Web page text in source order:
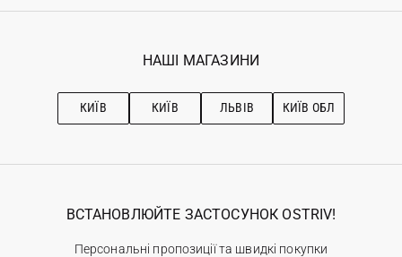
Гарантія
Ostriv Club+
Наші магазини
Рекомендації з догляду
НАШІ МАГАЗИНИ
КИЇВ КИЇВ ЛЬВІВ КИЇВ ОБЛ
ВСТАНОВЛЮЙТЕ ЗАСТОСУНОК OSTRIV!
Персональні пропозиції та швидкі покупки